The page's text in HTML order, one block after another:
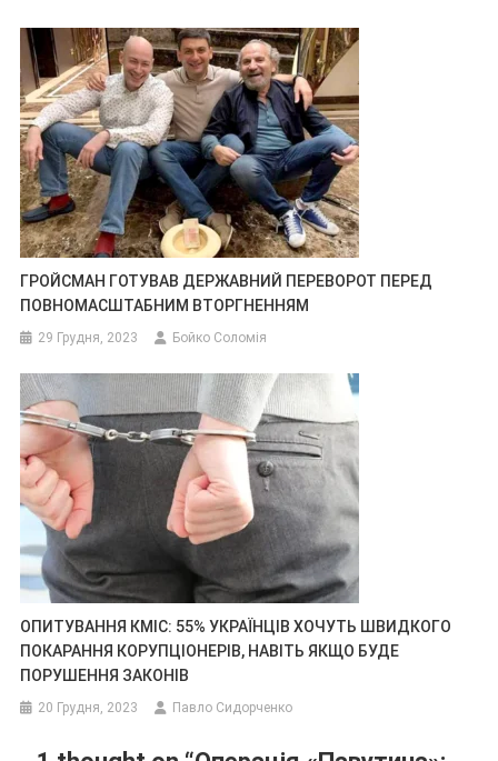
ГРОЙСМАН ГОТУВАВ ДЕРЖАВНИЙ ПЕРЕВОРОТ ПЕРЕД
ПОВНОМАСШТАБНИМ ВТОРГНЕННЯМ
29 Грудня, 2023 Бойко Соломія
ОПИТУВАННЯ КМІС: 55% УКРАЇНЦІВ ХОЧУТЬ ШВИДКОГО
ПОКАРАННЯ КОРУПЦІОНЕРІВ, НАВІТЬ ЯКЩО БУДЕ
ПОРУШЕННЯ ЗАКОНІВ
20 Грудня, 2023 Павло Сидорченко